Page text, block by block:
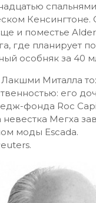
Кенсингтоне.
и поместье
где планирует
особняк за 40
Лакшми Миталла
его
фонда Roc
Мегха
моды Escada.